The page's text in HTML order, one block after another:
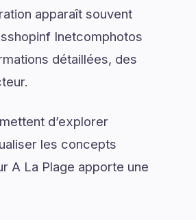
apparaît souvent
Inetcomphotos
détaillées, des
d’explorer
les concepts
A La Plage apporte une